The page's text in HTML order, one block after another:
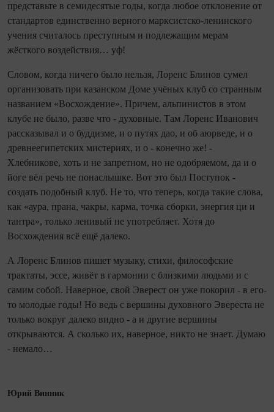
представьте в семидесятые годы, когда любое отклонение от
стандартов единственно верного марксистско-ленинского
учения считалось преступным и подлежащим мерам
жёсткого воздействия… уф!
Словом, когда ничего было нельзя, Лоренс Блинов сумел
организовать при казанском Доме учёных клуб со странным
названием «Восхождение». Причем, альпинистов в этом
клубе не было, разве что - духовные. Там Лоренс Иванович
рассказывал и о буддизме, и о путях дао, и об аюрведе, и о
древнеегипетских мистериях, и о - конечно же! -
Хлебникове, хоть и не запретном, но не одобряемом, да и о
йоге вёл речь не понаслышке. Вот это был Поступок -
создать подобный клуб. Не то, что теперь, когда такие слова,
как «аура, прана, чакры, карма, точка сборки, энергия ци и
тантра», только ленивый не употребляет. Хотя до
Восхождения всё ещё далеко.
А Лоренс Блинов пишет музыку, стихи, философские
трактаты, эссе, живёт в гармонии с близкими людьми и с
самим собой. Наверное, свой Эверест он уже покорил - в его-
то молодые годы! Но ведь с вершины духовного Эвереста не
только вокруг далеко видно - а и другие вершины
открываются. А сколько их, наверное, никто не знает. Думаю
- немало…
Юрий Винник